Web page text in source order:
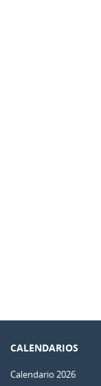
CALENDARIOS
Calendario 2026